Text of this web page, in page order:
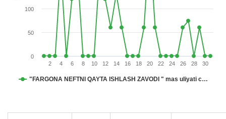
"FARGONA NEFTNI QAYTA ISHLASH ZAVODI " mas uliyati c…
2 4 6 8 10 12 14 16 18 20 22 24 26 28 30
0
50
100